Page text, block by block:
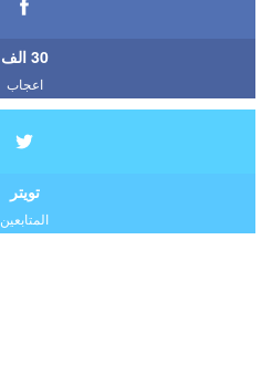
30 الف
اعجاب
تويتر
المتابعين